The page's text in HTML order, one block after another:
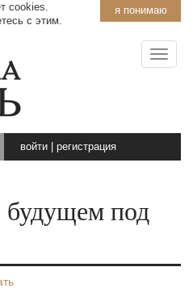
я понимаю
cookies.
с этим.
войти регистрация
будущем под